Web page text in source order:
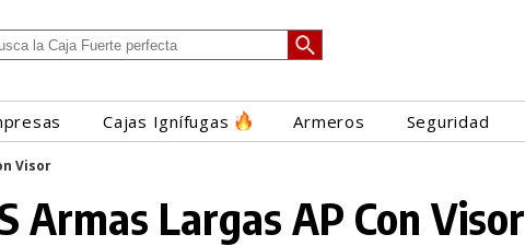
Cajas Ignífugas Armeros Seguridad
Visor
Armas Largas AP Con Visor